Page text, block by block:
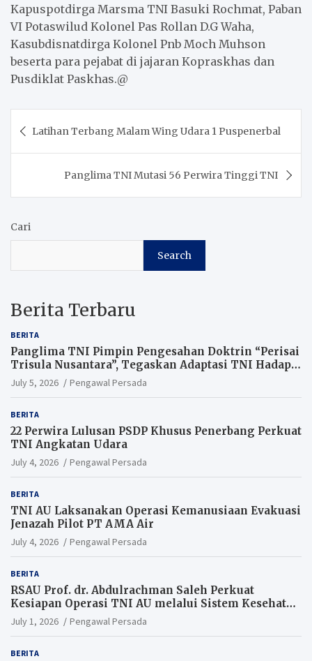
Kapuspotdirga Marsma TNI Basuki Rochmat, Paban
VI Potaswilud Kolonel Pas Rollan D.G Waha,
Kasubdisnatdirga Kolonel Pnb Moch Muhson
beserta para pejabat di jajaran Kopraskhas dan
Pusdiklat Paskhas.@
navigation
Latihan Terbang Malam Wing Udara 1 Puspenerbal
Panglima TNI Mutasi 56 Perwira Tinggi TNI
Cari
Search
Berita Terbaru
BERITA
Panglima TNI Pimpin Pengesahan Doktrin “Perisai
Trisula Nusantara”, Tegaskan Adaptasi TNI Hadapi
Perang Modern
July 5, 2026 Pengawal Persada
BERITA
22 Perwira Lulusan PSDP Khusus Penerbang Perkuat
TNI Angkatan Udara
July 4, 2026 Pengawal Persada
BERITA
TNI AU Laksanakan Operasi Kemanusiaan Evakuasi
Jenazah Pilot PT AMA Air
July 4, 2026 Pengawal Persada
BERITA
RSAU Prof. dr. Abdulrachman Saleh Perkuat
Kesiapan Operasi TNI AU melalui Sistem Kesehatan
Andal
July 1, 2026 Pengawal Persada
BERITA